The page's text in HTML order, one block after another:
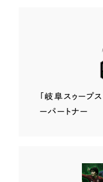
「岐阜スゥープス
ーパートナー